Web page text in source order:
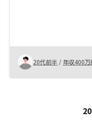
20代前半 / 年収400万